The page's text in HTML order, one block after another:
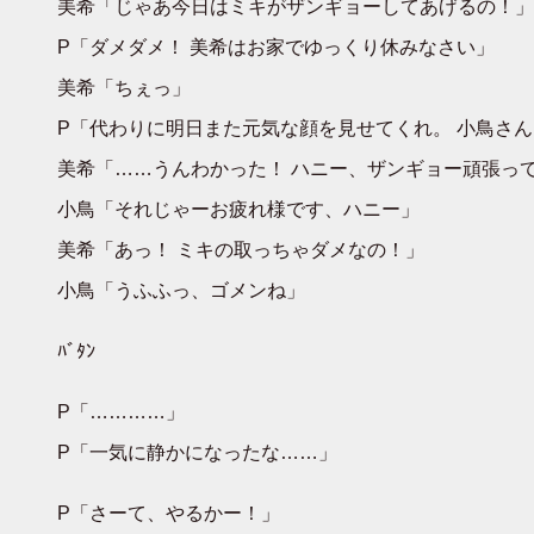
美希「じゃあ今日はミキがザンギョーしてあげるの！」
P「ダメダメ！ 美希はお家でゆっくり休みなさい」
美希「ちぇっ」
P「代わりに明日また元気な顔を見せてくれ。 小鳥さん
美希「……うんわかった！ ハニー、ザンギョー頑張って
小鳥「それじゃーお疲れ様です、ハニー」
美希「あっ！ ミキの取っちゃダメなの！」
小鳥「うふふっ、ゴメンね」
ﾊﾞﾀﾝ
P「…………」
P「一気に静かになったな……」
P「さーて、やるかー！」